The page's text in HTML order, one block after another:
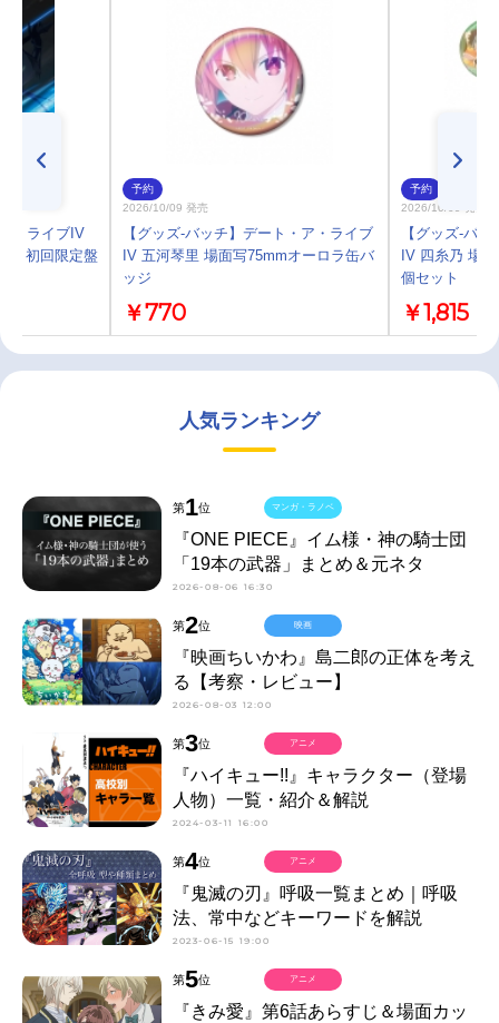
・ライブIV
初回限定盤
予約
2026/10/09 発売
【グッズ-バッチ】デート・ア・ライブ
IV 五河琴里 場面写75mmオーロラ缶バ
ッジ
￥770
予約
2026/10/09 発売
【グッズ-バ
IV 四糸乃 場
個セット
￥1,815
人気ランキング
第1位
『ONE PIECE』イム様・神の騎士団
「19本の武器」まとめ＆元ネタ
2026-08-06 16:30
マンガ・ラノベ
第2位
『映画ちいかわ』島二郎の正体を考え
る【考察・レビュー】
2026-08-03 12:00
映画
第3位
『ハイキュー!!』キャラクター（登場
人物）一覧・紹介＆解説
2024-03-11 16:00
アニメ
第4位
『鬼滅の刃』呼吸一覧まとめ｜呼吸
法、常中などキーワードを解説
2023-06-15 19:00
アニメ
第5位
『きみ愛』第6話あらすじ＆場面カッ
アニメ